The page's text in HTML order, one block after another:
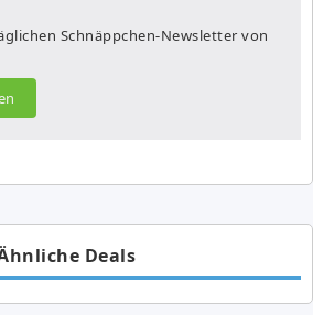
Schnäppchen-Newsletter von
Deals